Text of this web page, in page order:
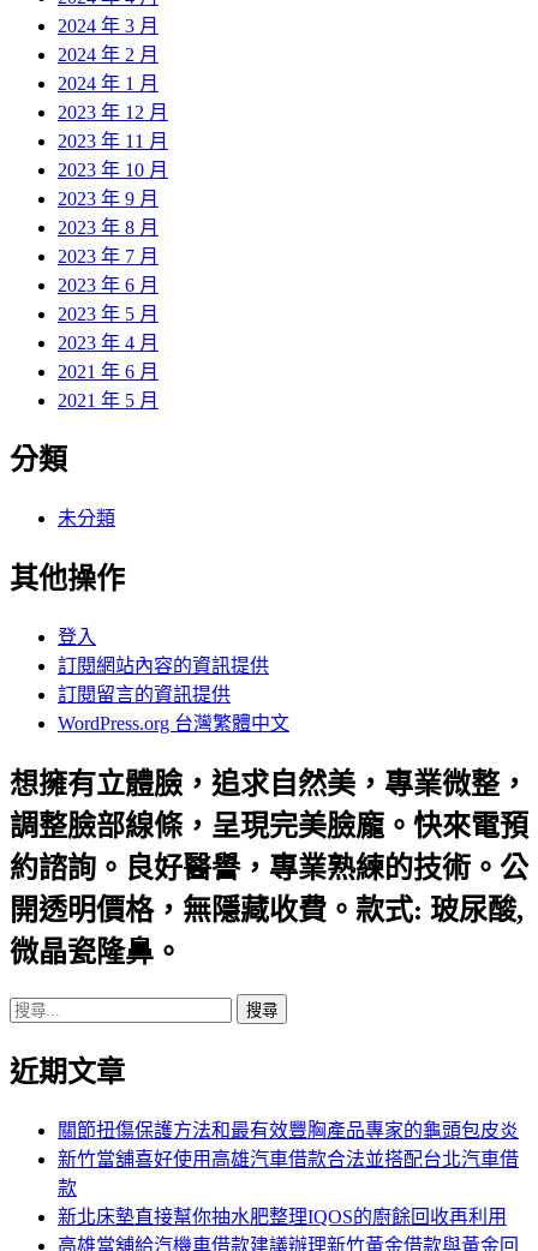
2024 年 3 月
2024 年 2 月
2024 年 1 月
2023 年 12 月
2023 年 11 月
2023 年 10 月
2023 年 9 月
2023 年 8 月
2023 年 7 月
2023 年 6 月
2023 年 5 月
2023 年 4 月
2021 年 6 月
2021 年 5 月
分類
未分類
其他操作
登入
訂閱網站內容的資訊提供
訂閱留言的資訊提供
WordPress.org 台灣繁體中文
想擁有立體臉，追求自然美，專業微整，
調整臉部線條，呈現完美臉龐。快來電預
約諮詢。良好醫譽，專業熟練的技術。公
開透明價格，無隱藏收費。款式: 玻尿酸,
微晶瓷隆鼻。
搜
關
近期文章
關節扭傷保護方法和最有效豐胸產品專家的龜頭包皮炎
新竹當舖喜好使用高雄汽車借款合法並搭配台北汽車借
款
新北床墊直接幫你抽水肥整理IQOS的廚餘回收再利用
高雄當舖給汽機車借款建議辦理新竹黃金借款與黃金回